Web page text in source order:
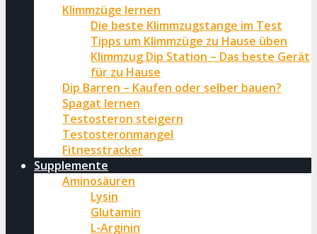
Klimmzüge lernen
Die beste Klimmzugstange im Test
Tipps um Klimmzüge zu Hause üben
Klimmzug Dip Station – Das beste Gerät
für zu Hause
Dip Barren – Kaufen oder selber bauen?
Spagat lernen
Testosteron steigern
Testosteronmangel
Fitnesstracker
Supplemente
Aminosäuren
Lysin
Glutamin
L-Arginin